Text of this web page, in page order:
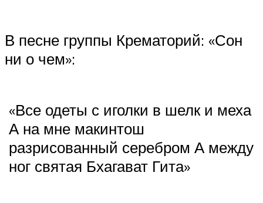
В песне группы Крематорий: «Сон
ни о чем»:
«Все одеты с иголки в шелк и меха
А на мне макинтош
разрисованный серебром А между
ног святая Бхагават Гита»